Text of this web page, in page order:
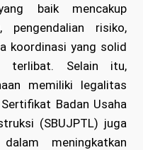
baik mencakup
pengendalian risiko,
koordinasi yang solid
terlibat. Selain itu,
memiliki legalitas
Badan Usaha
(SBUJPTL) juga
meningkatkan